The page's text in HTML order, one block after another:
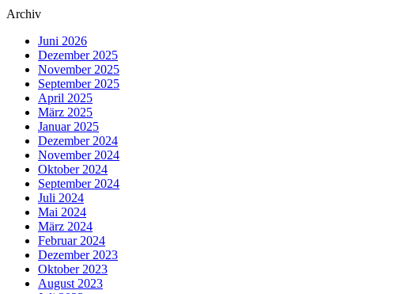
Archiv
Juni 2026
Dezember 2025
November 2025
September 2025
April 2025
März 2025
Januar 2025
Dezember 2024
November 2024
Oktober 2024
September 2024
Juli 2024
Mai 2024
März 2024
Februar 2024
Dezember 2023
Oktober 2023
August 2023